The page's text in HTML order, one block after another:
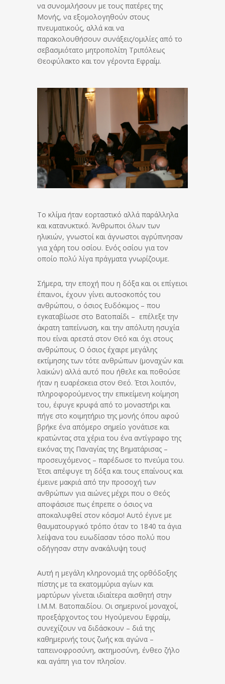
να συνομιλήσουν με τους πατέρες της
Μονής, να εξομολογηθούν στους
πνευματικούς, αλλά και να
παρακολουθήσουν συνάξεις/ομιλίες από το
σεβασμιότατο μητροπολίτη Τριπόλεως
Θεοφύλακτο και τον γέροντα Εφραίμ.
Το κλίμα ήταν εορταστικό αλλά παράλληλα
και κατανυκτικό. Άνθρωποι όλων των
ηλικιών, γνωστοί και άγνωστοι αγρύπνησαν
για χάρη του οσίου. Ενός οσίου για τον
οποίο πολύ λίγα πράγματα γνωρίζουμε.
Σήμερα, την εποχή που η δόξα και οι επίγειοι
έπαινοι, έχουν γίνει αυτοσκοπός του
ανθρώπου, ο όσιος Ευδόκιμος – που
εγκαταβίωσε στο Βατοπαίδι – επέλεξε την
άκρατη ταπείνωση, και την απόλυτη ησυχία
που είναι αρεστά στον Θεό και όχι στους
ανθρώπους. Ο όσιος έχαιρε μεγάλης
εκτίμησης των τότε ανθρώπων (μοναχών και
λαϊκών) αλλά αυτό που ήθελε και ποθούσε
ήταν η ευαρέσκεια στον Θεό. Έτσι λοιπόν,
πληροφορούμενος την επικείμενη κοίμηση
του, έφυγε κρυφά από το μοναστήρι και
πήγε στο κοιμητήριο της μονής όπου αφού
βρήκε ένα απόμερο σημείο γονάτισε και
κρατώντας στα χέρια του ένα αντίγραφο της
εικόνας της Παναγίας της Βηματάρισας –
προσευχόμενος – παρέδωσε το πνεύμα του.
Έτσι απέφυγε τη δόξα και τους επαίνους και
έμεινε μακριά από την προσοχή των
ανθρώπων για αιώνες μέχρι που ο Θεός
αποφάσισε πως έπρεπε ο όσιος να
αποκαλυφθεί στον κόσμο! Αυτό έγινε με
θαυματουργικό τρόπο όταν το 1840 τα άγια
λείψανα του ευωδίασαν τόσο πολύ που
οδήγησαν στην ανακάλυψη τους!
Αυτή η μεγάλη κληρονομιά της ορθόδοξης
πίστης με τα εκατομμύρια αγίων και
μαρτύρων γίνεται ιδιαίτερα αισθητή στην
Ι.Μ.Μ. Βατοπαιδίου. Οι σημερινοί μοναχοί,
προεξάρχοντος του Ηγούμενου Εφραίμ,
συνεχίζουν να διδάσκουν – διά της
καθημερινής τους ζωής και αγώνα –
ταπεινοφροσύνη, ακτημοσύνη, ένθεο ζήλο
και αγάπη για τον πλησίον.